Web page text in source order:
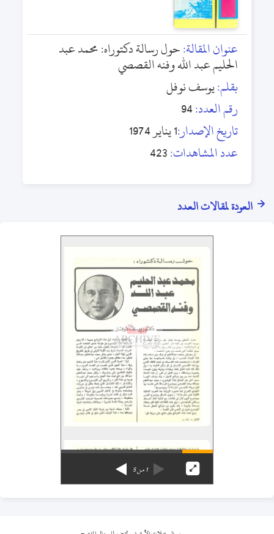
عنوان المقالة:حول رسالة دكتوراه: محمد عبد
الحليم عبد الله وفنه القصصي
بقلم:يوسف نوفل
رقم العدد:94
تاريخ الإصدار:1 يناير 1974
عدد المشاهدات:423
العودة لمقالات العدد
1من5